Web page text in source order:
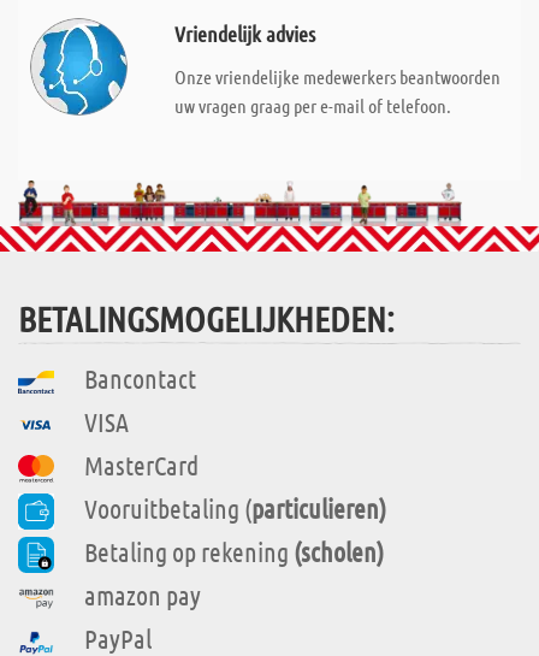
Vriendelijk advies
Onze vriendelijke medewerkers beantwoorden
uw vragen graag per e-mail of telefoon.
BETALINGSMOGELIJKHEDEN:
Bancontact
VISA
MasterCard
Vooruitbetaling (particulieren)
Betaling op rekening (scholen)
amazon pay
PayPal